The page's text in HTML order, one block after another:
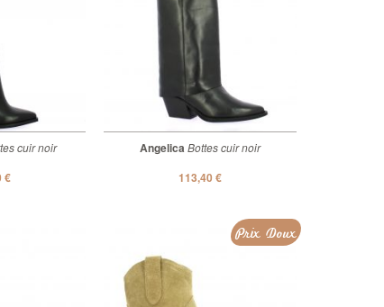
cuir noir
€
Angelica Bottes cuir noir
113,40 €
Prix Doux